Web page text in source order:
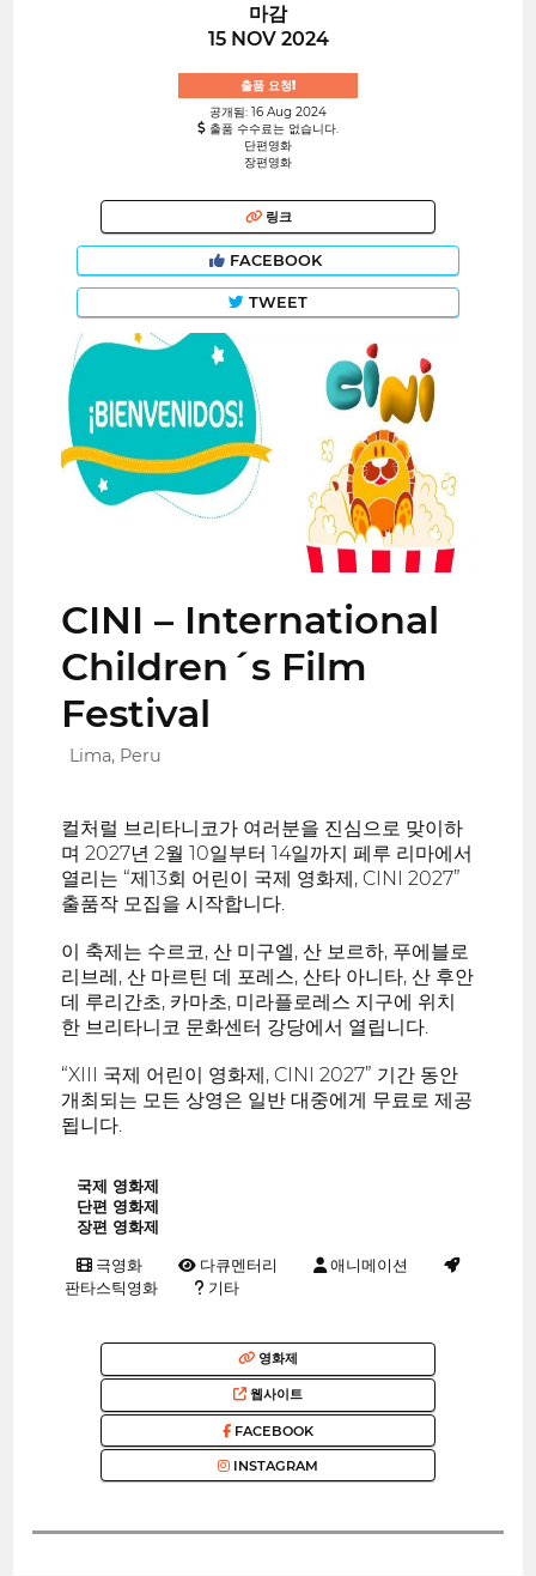
마감
15 NOV 2024
출품 요청!
공개됨: 16 Aug 2024
출품 수수료는 없습니다.
단편영화
장편영화
링크
FACEBOOK
TWEET
CINI – International
Children´s Film
Festival
Lima, Peru
컬처럴 브리타니코가 여러분을 진심으로 맞이하
며 2027년 2월 10일부터 14일까지 페루 리마에서
열리는 “제13회 어린이 국제 영화제, CINI 2027”
출품작 모집을 시작합니다.
이 축제는 수르코, 산 미구엘, 산 보르하, 푸에블로
리브레, 산 마르틴 데 포레스, 산타 아니타, 산 후안
데 루리간초, 카마초, 미라플로레스 지구에 위치
한 브리타니코 문화센터 강당에서 열립니다.
“XIII 국제 어린이 영화제, CINI 2027” 기간 동안
개최되는 모든 상영은 일반 대중에게 무료로 제공
됩니다.
국제 영화제
단편 영화제
장편 영화제
극영화 다큐멘터리
애니메이션
판타스틱영화
기타
영화제
웹사이트
FACEBOOK
INSTAGRAM